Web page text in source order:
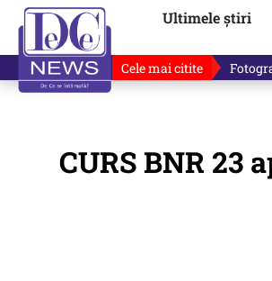
Ultimele știri
Cele mai citite Ilie
CURS BNR 23